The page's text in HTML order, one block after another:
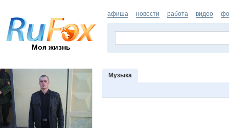
Моя жизнь
афиша новости работа видео
Музыка